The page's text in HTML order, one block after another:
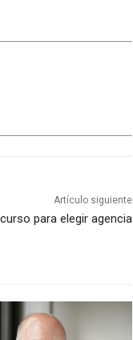
Artículo siguiente
para elegir agencia